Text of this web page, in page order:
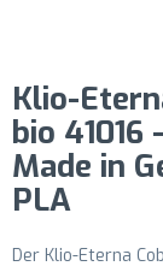
Klio-
bio
Made in
PLA
Der Klio-Eterna